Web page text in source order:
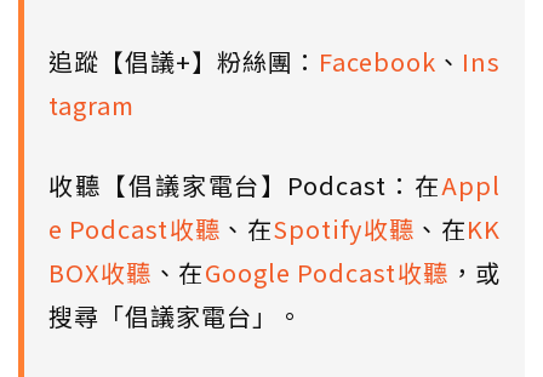
追蹤【倡議+】粉絲團： Facebook 、 Ins
tagram
收聽【倡議家電台】Podcast：在Appl
e Podcast收聽 、在Spotify收聽 、在KK
BOX收聽 、在Google Podcast收聽 ，或
搜尋「倡議家電台」。